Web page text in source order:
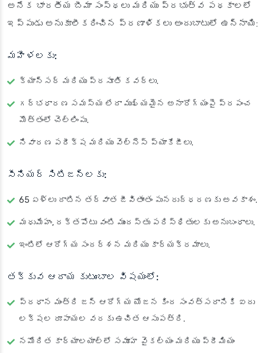
అనేక భారతీయ బీమా సంస్థలు మరియు ప్రభుత్వ పథకాలలో
ఇప్పుడు అనుకూలీకరించిన ప్రణాళికలు అందుబాటులో ఉన్నాయి:
మహిళలకు:
క్యాన్సర్ మరియు ప్రసూతి కవర్లు.
గర్భధారణ సమస్య లేదా ముఖ్యమైన అనారోగ్యంపై ప్రపంచ
మొత్తంలో చెల్లింపు.
నివారణ పరీక్ష మరియు వెల్నెస్ ప్యాకేజీలు.
సీనియర్ సిటిజన్లకు:
65 ఏళ్లు దాటిన తర్వాత జీవితాంతం పునరుద్ధరణకు అవకాశం.
మధుమేహం, రక్తపోటు వంటి ముందస్తు పరిస్థితులకు అనుబంధాలు.
ఇంటిలో ఆరోగ్య సందర్శన మరియు కార్యక్రమాలు.
తక్కువ ఆదాయ కుటుంబాల విషయంలో:
ప్రధాన మంత్రి జన్ ఆరోగ్య యోజన కింద సంవత్సరానికి ఐదు
లక్షల రూపాయల వరకు ఉచిత ఆసుపత్రి.
నమోదిత కార్యాలయాల్లో సమూహ వైకల్యం మరియు ప్రీమియం